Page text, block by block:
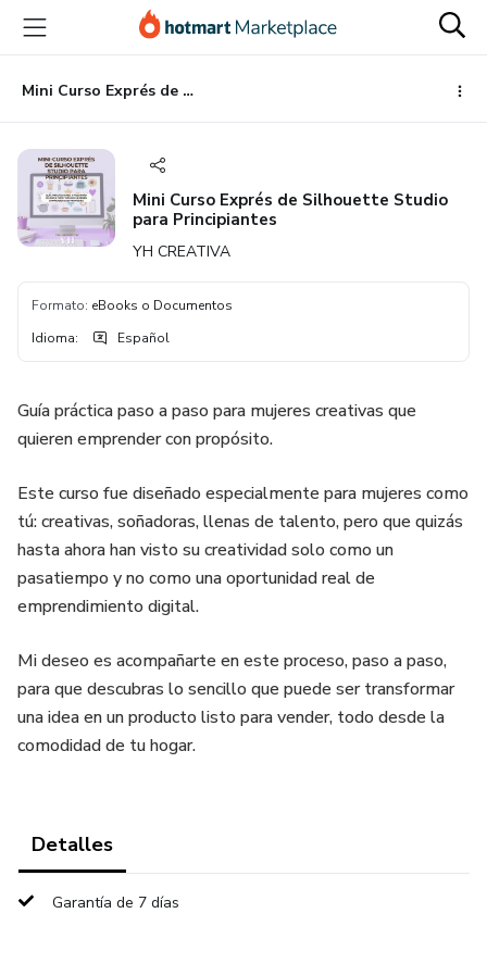
principal
página
de
página
Mini Curso Exprés de Silhouette Studio para Principiantes
Mini Curso Exprés de Silhouette Studio
para Principiantes
YH CREATIVA
Formato: eBooks o Documentos
Idioma: Español
Guía práctica paso a paso para mujeres creativas que
quieren emprender con propósito.
Este curso fue diseñado especialmente para mujeres como
tú: creativas, soñadoras, llenas de talento, pero que quizás
hasta ahora han visto su creatividad solo como un
pasatiempo y no como una oportunidad real de
emprendimiento digital.
Mi deseo es acompañarte en este proceso, paso a paso,
para que descubras lo sencillo que puede ser transformar
una idea en un producto listo para vender, todo desde la
comodidad de tu hogar.
Detalles
Garantía de 7 días